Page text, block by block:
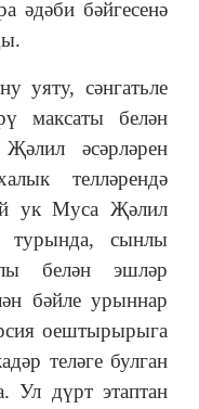
әдәби бәйгесенә
уяту, сәнгатьле
максаты белән
әсәрләрен
телләрендә
ук Муса Җәлил
турында, сынлы
белән эшләр
бәйле урыннар
оештырырыга
теләге булган
Ул дүрт этаптан